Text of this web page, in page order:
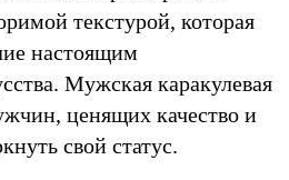
текстурой, которая
настоящим
Мужская каракулевая
ценящих качество и
свой статус.